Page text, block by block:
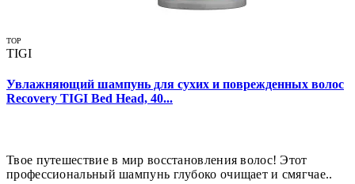
TOP
TIGI
Увлажняющий шампунь для сухих и поврежденных волос
Recovery TIGI Bed Head, 40...
Твое путешествие в мир восстановления волос! Этот
профессиональный шампунь глубоко очищает и смягчае..